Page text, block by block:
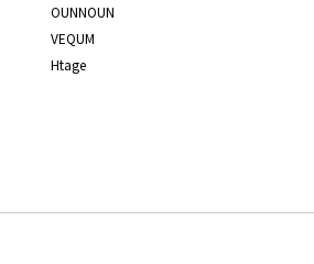
OUNNOUN
VEQUM
Htage